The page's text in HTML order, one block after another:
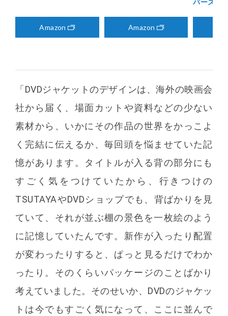
Amazon Amazon
パーズ3
「DVDジャケットのデザインは、海外の映画会
社から届く、場面カットや資料などの少ない
素材から、いかにその作品の世界をかっこよ
く完結に伝えるか、毎回頭を悩ませていた記
憶があります。タイトルが入る背の部分にも
すごく気をつけていたから、行きつけの
TSUTAYAやDVDショップでも、背ばかりを見
ていて、それが並ぶ棚の景色を一枚絵のよう
に記憶していたんです。新作が入ったり配置
が変わったりすると、ぱっと見るだけでわか
ったり。そのくらいパッケージのことばかり
考えていました。そのせいか、DVDのジャケッ
トは今でもすごく気になって、ここに並んで